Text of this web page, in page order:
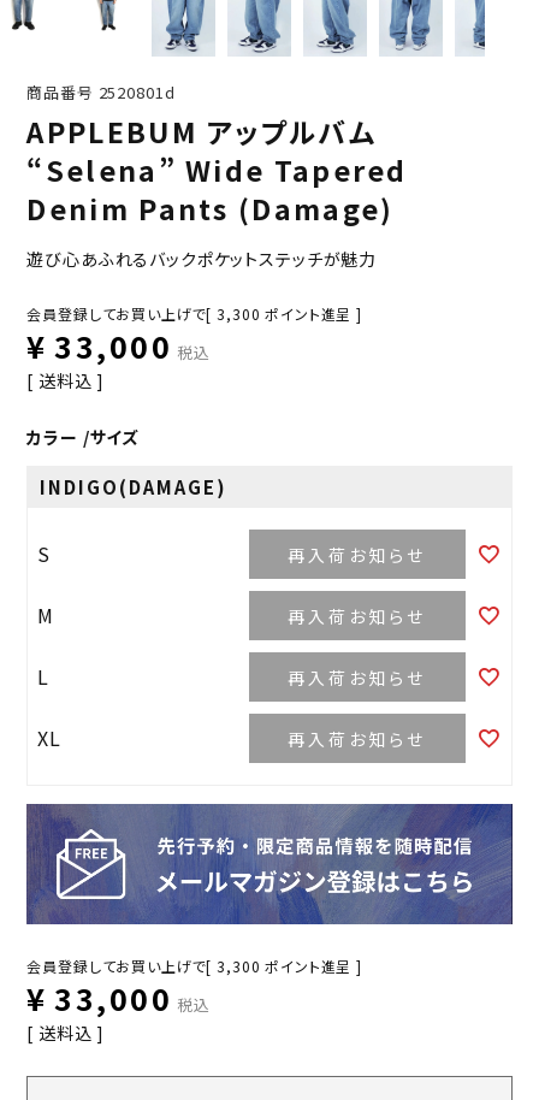
商品番号 2520801d
APPLEBUM アップルバム
“Selena” Wide Tapered
Denim Pants (Damage)
遊び心あふれるバックポケットステッチが魅力
会員登録してお買い上げで[ 3,300 ポイント進呈 ]
¥ 33,000 税込
送料込
カラー サイズ
INDIGO(DAMAGE)
S 再入荷お知らせ
M 再入荷お知らせ
L 再入荷お知らせ
XL 再入荷お知らせ
会員登録してお買い上げで[ 3,300 ポイント進呈 ]
¥ 33,000 税込
送料込